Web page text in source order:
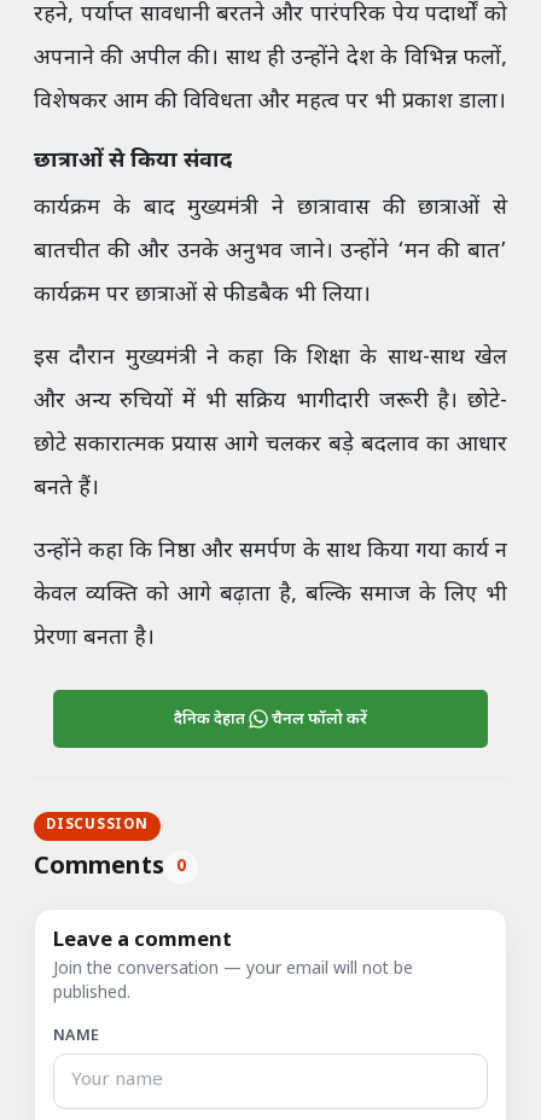
रहने, पर्याप्त सावधानी बरतने और पारंपरिक पेय पदार्थों को
अपनाने की अपील की। साथ ही उन्होंने देश के विभिन्न फलों,
विशेषकर आम की विविधता और महत्व पर भी प्रकाश डाला।
छात्राओं से किया संवाद
कार्यक्रम के बाद मुख्यमंत्री ने छात्रावास की छात्राओं से
बातचीत की और उनके अनुभव जाने। उन्होंने ‘मन की बात’
कार्यक्रम पर छात्राओं से फीडबैक भी लिया।
इस दौरान मुख्यमंत्री ने कहा कि शिक्षा के साथ-साथ खेल
और अन्य रुचियों में भी सक्रिय भागीदारी जरूरी है। छोटे-
छोटे सकारात्मक प्रयास आगे चलकर बड़े बदलाव का आधार
बनते हैं।
उन्होंने कहा कि निष्ठा और समर्पण के साथ किया गया कार्य न
केवल व्यक्ति को आगे बढ़ाता है, बल्कि समाज के लिए भी
प्रेरणा बनता है।
दैनिक देहात चैनल फॉलो करें
DISCUSSION
Comments 0
Leave a comment
Join the conversation — your email will not be
published.
NAME